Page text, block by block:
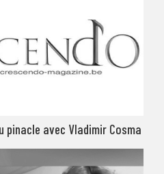
pinacle avec Vladimir Cosma